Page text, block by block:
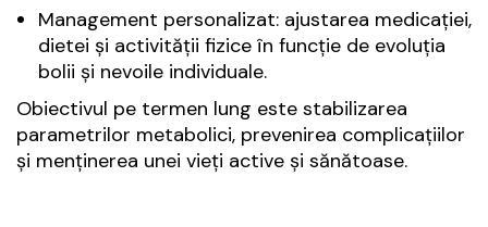
Management personalizat: ajustarea medicației,
dietei și activității fizice în funcție de evoluția
bolii și nevoile individuale.
Obiectivul pe termen lung este stabilizarea
parametrilor metabolici, prevenirea complicațiilor
și menținerea unei vieți active și sănătoase.